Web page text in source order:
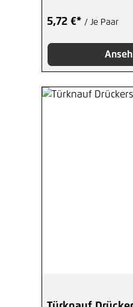
5,72 €* / Je Paar